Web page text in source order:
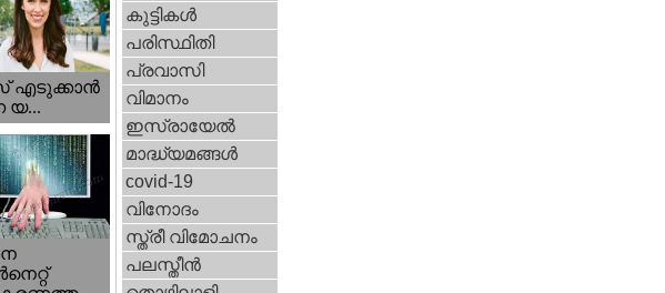
എടുക്കാന്‍
യ...
കുട്ടികള്‍
പരിസ്ഥിതി
പ്രവാസി
വിമാനം
ഇസ്രായേല്‍
മാദ്ധ്യമങ്ങള്‍
covid-19
വിനോദം
സ്ത്രീ വിമോചനം
പലസ്തീന്‍